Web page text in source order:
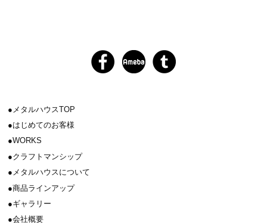
メタルハウスTOP
はじめてのお客様
WORKS
クラフトマンシップ
メタルハウスについて
商品ラインアップ
ギャラリー
会社概要